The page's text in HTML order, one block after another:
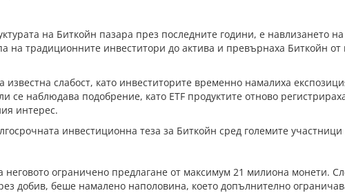
на Биткойн пазара през последните години, е навлизането
на традиционните инвеститори до актива и превърнаха Биткойн
слабост, като инвеститорите временно намалиха
се наблюдава подобрение, като ETF продуктите отново
интерес.
инвестиционна теза за Биткойн сред големите участници
ограничено предлагане от максимум 21 милиона монети.
добив, беше намалено наполовина, което допълнително